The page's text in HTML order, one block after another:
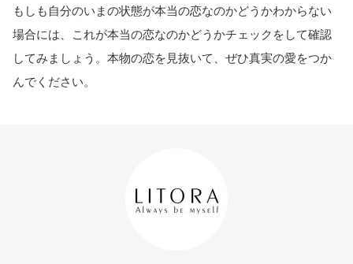
もしも自分のいまの状態が本当の恋なのかどうかわからない
場合には、これが本当の恋なのかどうかチェックをして確認
してみましょう。本物の恋を見抜いて、ぜひ真実の愛をつか
んでください。